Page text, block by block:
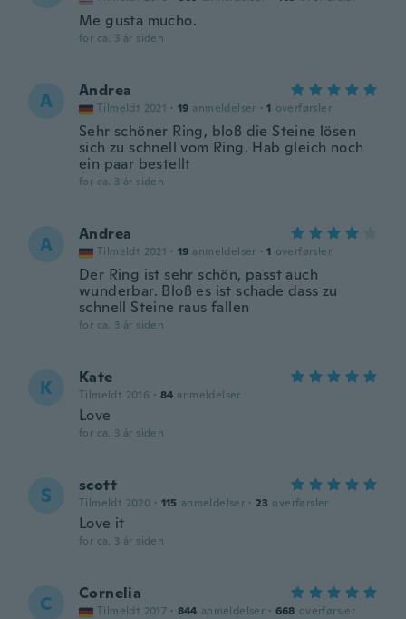
Me gusta mucho.
for ca. 3 år siden
A Andrea
Tilmeldt 2021 · 19 anmeldelser · 1 overførsler
Sehr schöner Ring, bloß die Steine lösen
sich zu schnell vom Ring. Hab gleich noch
ein paar bestellt
for ca. 3 år siden
A Andrea
Tilmeldt 2021 · 19 anmeldelser · 1 overførsler
Der Ring ist sehr schön, passt auch
wunderbar. Bloß es ist schade dass zu
schnell Steine raus fallen
for ca. 3 år siden
K Kate
Tilmeldt 2016 · 84 anmeldelser
Love
for ca. 3 år siden
S scott
Tilmeldt 2020 · 115 anmeldelser · 23 overførsler
Love it
for ca. 3 år siden
C Cornelia
Tilmeldt 2017 · 844 anmeldelser · 668 overførsler